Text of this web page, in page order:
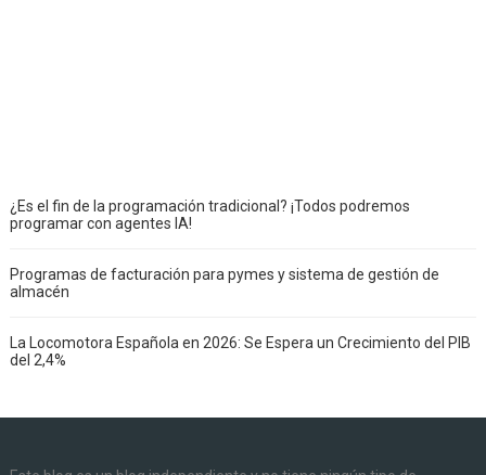
¿Es el fin de la programación tradicional? ¡Todos podremos
programar con agentes IA!
Programas de facturación para pymes y sistema de gestión de
almacén
La Locomotora Española en 2026: Se Espera un Crecimiento del PIB
del 2,4%